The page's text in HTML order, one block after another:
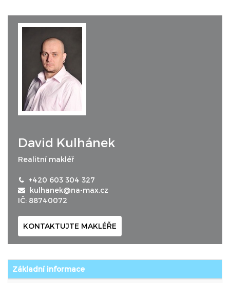
David Kulhánek
Realitní makléř
+420 603 304 327
kulhanek@na-max.cz
IČ: 88740072
KONTAKTUJTE MAKLÉŘE
Základní informace